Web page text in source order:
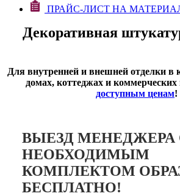
ПРАЙС-ЛИСТ НА
Декоративная
Для внутренней и внешней отделки в
домах, коттеджах и
доступным ценам!
ВЫЕЗД МЕНЕДЖЕРА
НЕОБХОДИМЫМ
КОМПЛЕКТОМ
БЕСПЛАТНО!